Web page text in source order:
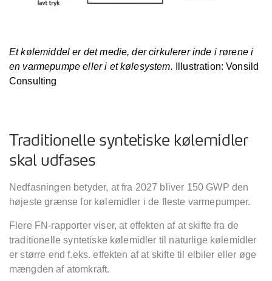
Et kølemiddel er det medie, der cirkulerer inde i rørene i
en varmepumpe eller i et kølesystem. Illustration: Vonsild
Consulting
Traditionelle syntetiske kølemidler
skal udfases
Nedfasningen betyder, at fra 2027 bliver 150 GWP den
højeste grænse for kølemidler i de fleste varmepumper.
Flere FN-rapporter viser, at effekten af at skifte fra de
traditionelle syntetiske kølemidler til naturlige kølemidler
er større end f.eks. effekten af at skifte til elbiler eller øge
mængden af atomkraft.